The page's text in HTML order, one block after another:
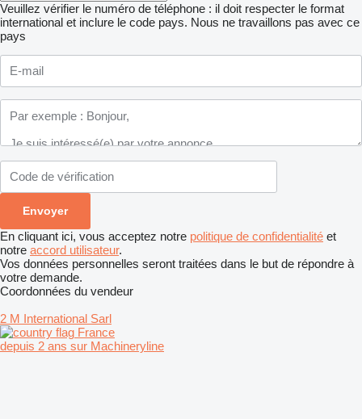
Veuillez vérifier le numéro de téléphone : il doit respecter le format
international et inclure le code pays. Nous ne travaillons pas avec ce
pays
En cliquant ici, vous acceptez notre politique de confidentialité et
notre accord utilisateur.
Vos données personnelles seront traitées dans le but de répondre à
votre demande.
Coordonnées du vendeur
2 M International Sarl
France
depuis 2 ans sur Machineryline